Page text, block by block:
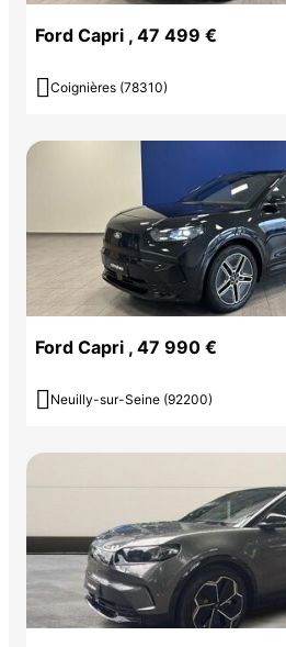
Ford Capri , 47 499 €
 Coignières (78310)
Ford Capri , 47 990 €
 Neuilly-sur-Seine (92200)